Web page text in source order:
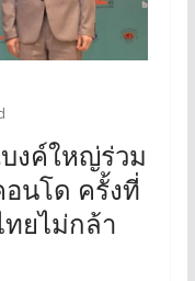
งค์ใหญ่ร่วม
นโด ครั้งที่
ยไม่กล้า